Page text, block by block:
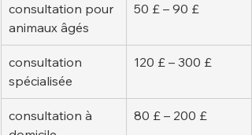
consultation pour
animaux âgés
50 £ – 90 £
consultation
spécialisée
120 £ – 300 £
consultation à
80 £ – 200 £